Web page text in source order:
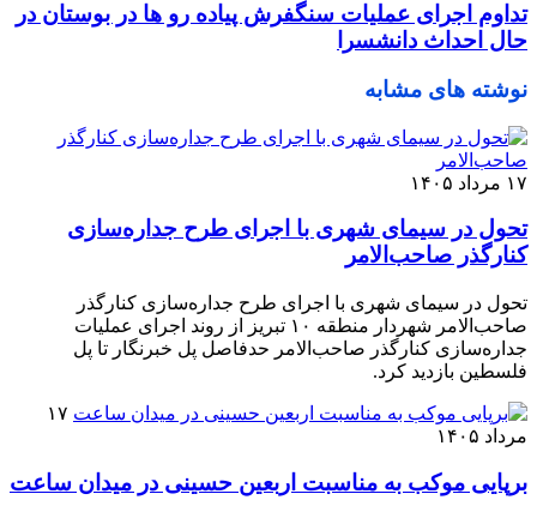
تداوم اجرای عملیات سنگفرش پیاده رو ها در بوستان در
حال احداث دانشسرا
نوشته های مشابه
۱۷ مرداد ۱۴۰۵
تحول در سیمای شهری با اجرای طرح جداره‌سازی
کنارگذر صاحب‌الامر
تحول در سیمای شهری با اجرای طرح جداره‌سازی کنارگذر
صاحب‌الامر شهردار منطقه ۱۰ تبریز از روند اجرای عملیات
جداره‌سازی کنارگذر صاحب‌الامر حدفاصل پل خبرنگار تا پل
فلسطین بازدید کرد.
۱۷
مرداد ۱۴۰۵
برپایی موکب به مناسبت اربعین حسینی در میدان ساعت